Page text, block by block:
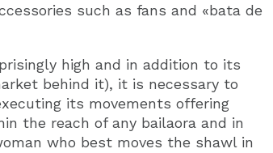
such as fans and «bata de
high and in addition to its
behind it), it is necessary to
its movements offering
the reach of any bailaora and in
who best moves the shawl in